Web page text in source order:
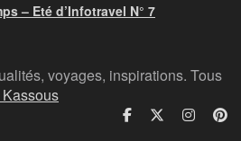
– Eté d’Infotravel N° 7
voyages, inspirations. Tous